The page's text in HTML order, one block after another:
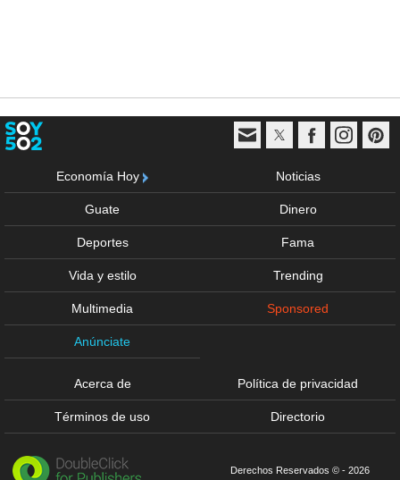
Economía Hoy Noticias
Guate Dinero
Deportes Fama
Vida y estilo Trending
Multimedia Sponsored
Anúnciate
Acerca de Política de privacidad
Términos de uso Directorio
Derechos Reservados © - 2026